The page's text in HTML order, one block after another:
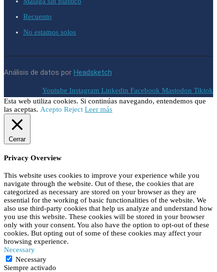
Recuento
No estamos solos
Análisis de datos por Headsketch
Youtube Instagram Linkedin Facebook Mastodon Tiktok
Esta web utiliza cookies. Si continúas navegando, entendemos que
las aceptas. Acepto Reject Leer más
Cerrar
Privacy Overview
This website uses cookies to improve your experience while you
navigate through the website. Out of these, the cookies that are
categorized as necessary are stored on your browser as they are
essential for the working of basic functionalities of the website. We
also use third-party cookies that help us analyze and understand how
you use this website. These cookies will be stored in your browser
only with your consent. You also have the option to opt-out of these
cookies. But opting out of some of these cookies may affect your
browsing experience.
Necessary
Necessary
Siempre activado